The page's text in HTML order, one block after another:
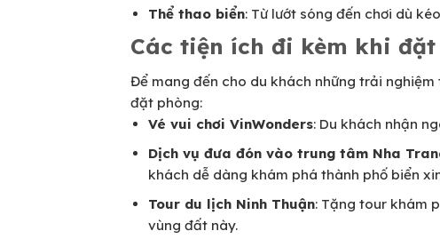
Thể thao biển: Từ lướt sóng đến chơi dù
Các tiện ích đi kèm khi
Để mang đến cho du khách những trải nghiệm
đặt phòng:
Vé vui chơi VinWonders: Du khách nhận
Dịch vụ đưa đón vào trung tâm Nha
khách dễ dàng khám phá thành phố biển
Tour du lịch Ninh Thuận: Tặng tour khám
vùng đất này.